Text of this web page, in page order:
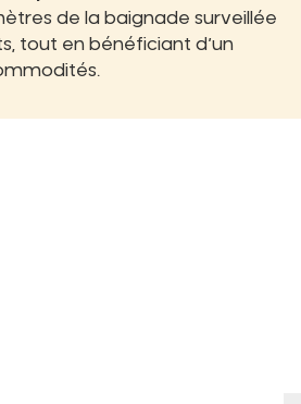
de la baignade surveillée
tout en bénéficiant d’un